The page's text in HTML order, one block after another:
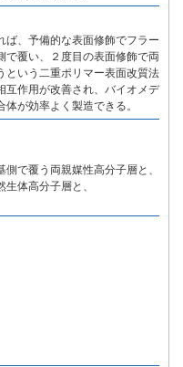
ば、予備的な表面修飾でフラー
で覆い、２度目の表面修飾で両
という二重ポリマー表面改質法
互作用が改善され、バイオメデ
が効率よく製造できる。
で覆う両親媒性高分子層と、
体高分子層と、